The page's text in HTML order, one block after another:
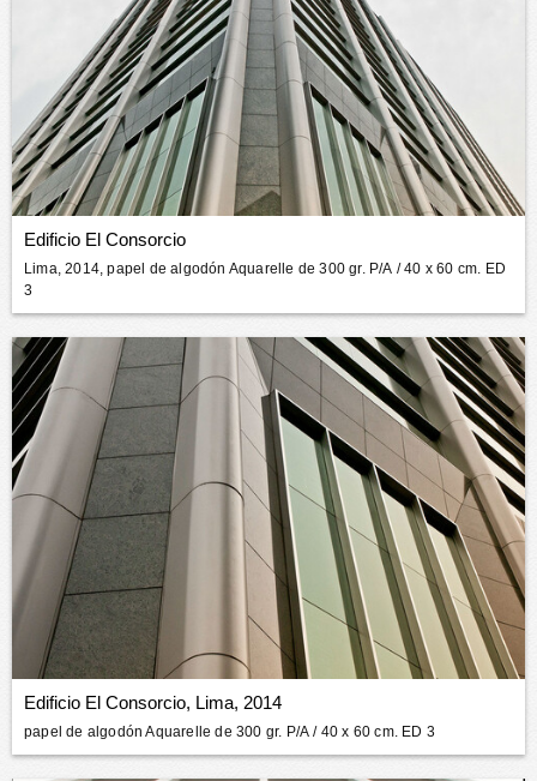
Edificio El Consorcio
Lima, 2014, papel de algodón Aquarelle de 300 gr. P/A / 40 x 60 cm. ED
3
Edificio El Consorcio, Lima, 2014
papel de algodón Aquarelle de 300 gr. P/A / 40 x 60 cm. ED 3